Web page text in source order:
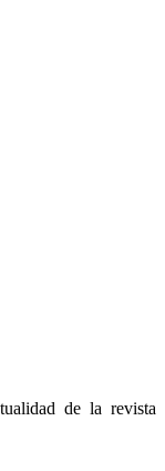
de la revista